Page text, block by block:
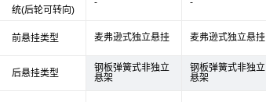
统(后轮可转向)
前悬挂类型
后悬挂类型
- -
麦弗逊式独立悬挂 麦弗逊式独立悬挂
钢板弹簧式非独立
悬架
钢板弹簧式非独立
悬架